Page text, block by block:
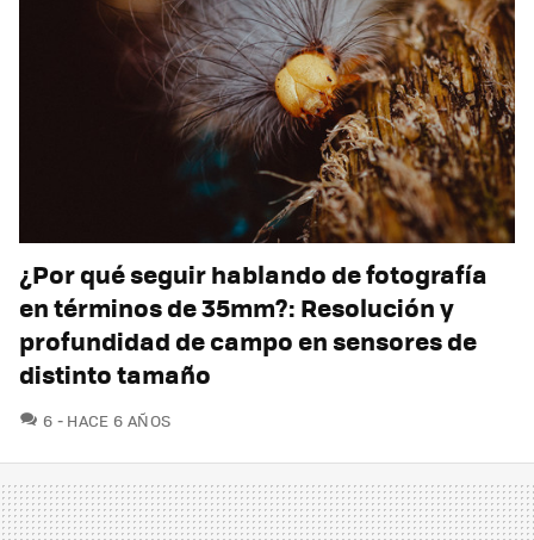
¿Por qué seguir hablando de fotografía
en términos de 35mm?: Resolución y
profundidad de campo en sensores de
distinto tamaño
6 COMENTARIOS
HACE 6 AÑOS